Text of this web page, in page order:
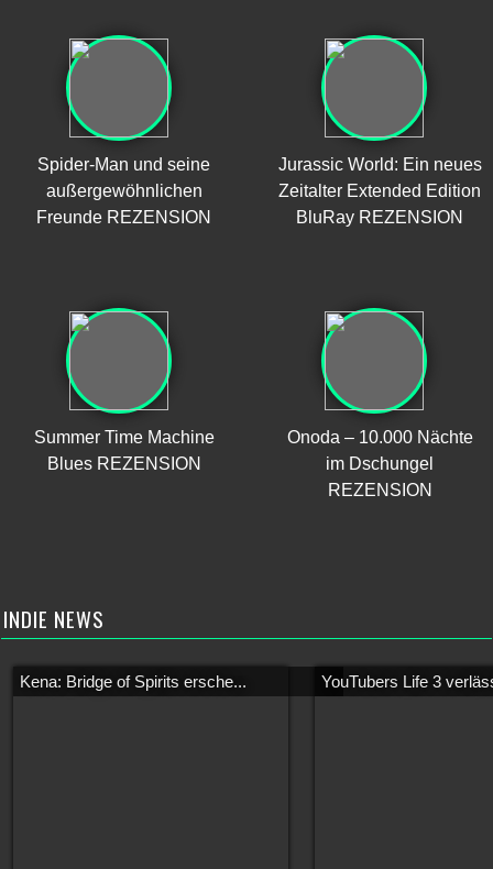
Spider-Man und seine
außergewöhnlichen
Freunde REZENSION
Jurassic World: Ein neues
Zeitalter Extended Edition
BluRay REZENSION
Summer Time Machine
Blues REZENSION
Onoda – 10.000 Nächte
im Dschungel
REZENSION
INDIE NEWS
Kena: Bridge of Spirits ersche... YouTubers Life 3